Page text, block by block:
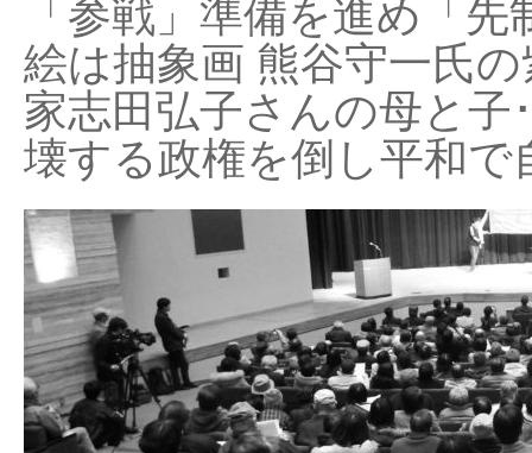
「参戦」準備を進め「
絵は抽象画 熊谷守一氏
家志田弘子さんの母と子
壊する政権を倒し平和